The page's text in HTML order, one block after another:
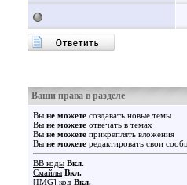
Ваши права в разделе
Вы не можете создавать новые темы
Вы не можете отвечать в темах
Вы не можете прикреплять вложения
Вы не можете редактировать свои
BB коды Вкл.
Смайлы Вкл.
[IMG] код Вкл.